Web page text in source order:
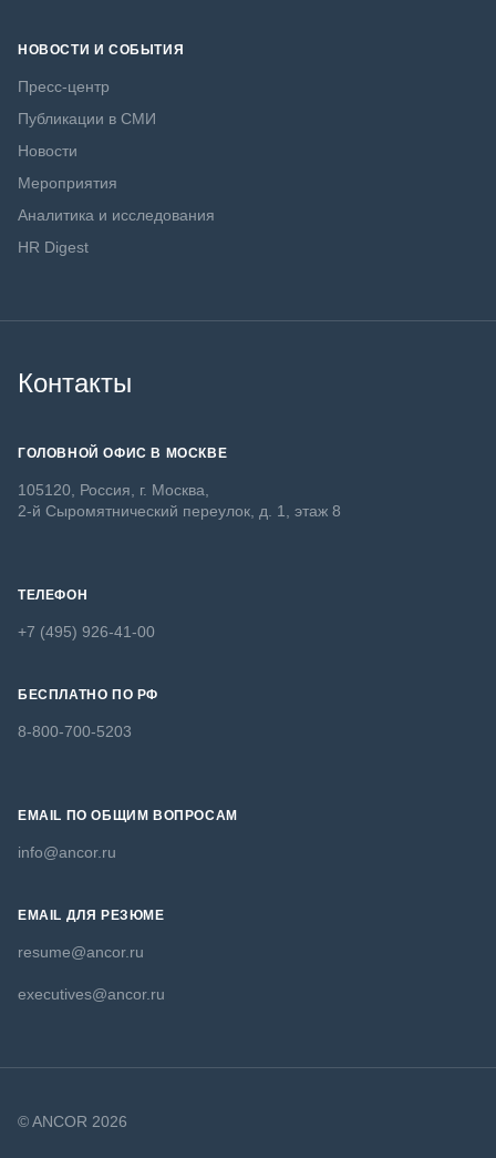
НОВОСТИ И СОБЫТИЯ
Пресс-центр
Публикации в СМИ
Новости
Мероприятия
Аналитика и исследования
HR Digest
Контакты
ГОЛОВНОЙ ОФИС В МОСКВЕ
105120, Россия, г. Москва,
2-й Сыромятнический переулок, д. 1, этаж 8
ТЕЛЕФОН
+7 (495) 926-41-00
БЕСПЛАТНО ПО РФ
8-800-700-5203
EMAIL ПО ОБЩИМ ВОПРОСАМ
info@ancor.ru
EMAIL ДЛЯ РЕЗЮМЕ
resume@ancor.ru
executives@ancor.ru
© ANCOR 2026